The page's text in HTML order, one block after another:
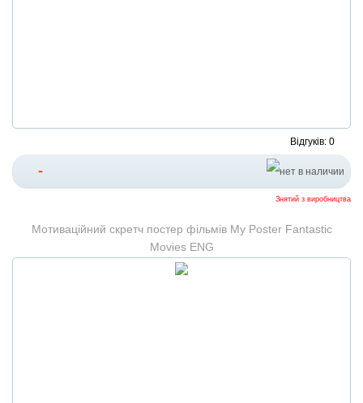
Відгуків: 0
-
Знятий з виробництва
Мотиваційний скретч постер фільмів My Poster Fantastic
Movies ENG